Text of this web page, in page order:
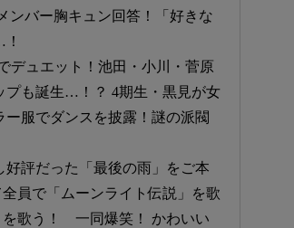
ンバー胸キュン回答！「好きな
デュエット！池田・小川・菅原
プも誕生…！？ 4期生・黒見が女
服でダンスを披露！謎の派閥
評だった「最後の雨」をご本
員で「ムーンライト伝説」を歌
を歌う！ 一同爆笑！ かわいい